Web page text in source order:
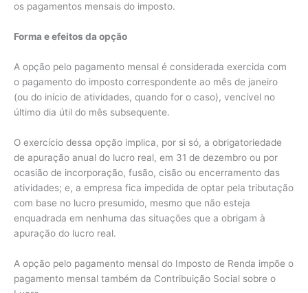
os pagamentos mensais do imposto.
Forma e efeitos da opção
A opção pelo pagamento mensal é considerada exercida com
o pagamento do imposto correspondente ao mês de janeiro
(ou do início de atividades, quando for o caso), vencível no
último dia útil do mês subsequente.
O exercício dessa opção implica, por si só, a obrigatoriedade
de apuração anual do lucro real, em 31 de dezembro ou por
ocasião de incorporação, fusão, cisão ou encerramento das
atividades; e, a empresa fica impedida de optar pela tributação
com base no lucro presumido, mesmo que não esteja
enquadrada em nenhuma das situações que a obrigam à
apuração do lucro real.
A opção pelo pagamento mensal do Imposto de Renda impõe o
pagamento mensal também da Contribuição Social sobre o